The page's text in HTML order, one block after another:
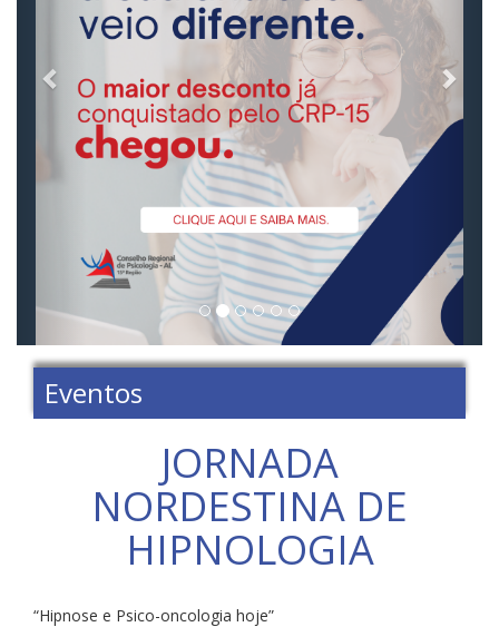
Eventos
JORNADA
NORDESTINA DE
HIPNOLOGIA
“Hipnose e Psico-oncologia hoje”